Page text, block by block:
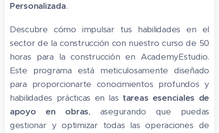
Personalizada.
Descubre cómo impulsar tus habilidades en el
sector de la construcción con nuestro curso de 50
horas para la construcción en AcademyEstudio.
Este programa está meticulosamente diseñado
para proporcionarte conocimientos profundos y
habilidades prácticas en las tareas esenciales de
apoyo en obras, asegurando que puedas
gestionar y optimizar todas las operaciones de